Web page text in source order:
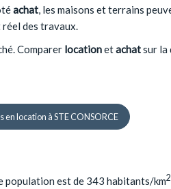
achat, les maisons et terrains
des travaux.
Comparer locationetachatsur la
location à STE CONSORCE
population est de 343 habitants/km2